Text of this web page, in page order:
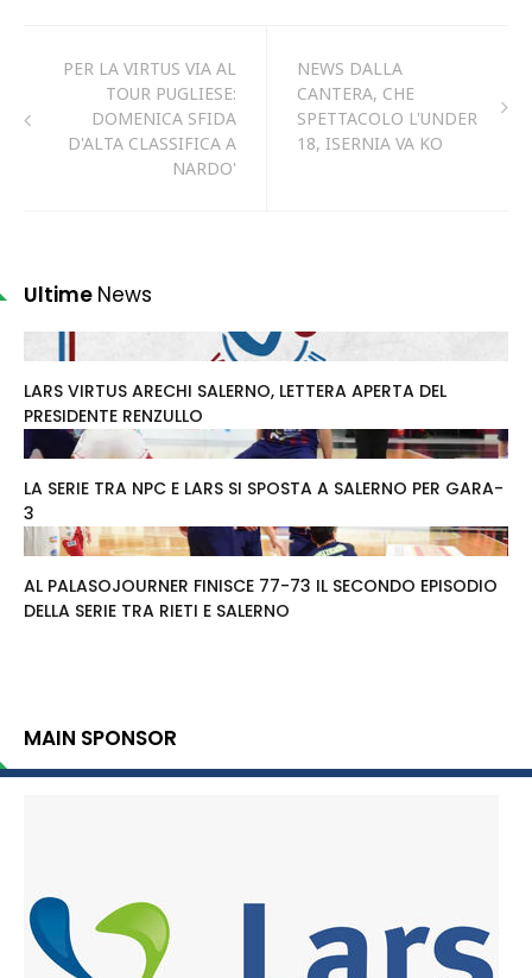
PER LA VIRTUS VIA AL
TOUR PUGLIESE:
DOMENICA SFIDA
D'ALTA CLASSIFICA A
NARDO'
NEWS DALLA
CANTERA, CHE
SPETTACOLO L'UNDER
18, ISERNIA VA KO
Ultime News
LARS VIRTUS ARECHI SALERNO, LETTERA APERTA DEL
PRESIDENTE RENZULLO
LA SERIE TRA NPC E LARS SI SPOSTA A SALERNO PER GARA-
3
AL PALASOJOURNER FINISCE 77-73 IL SECONDO EPISODIO
DELLA SERIE TRA RIETI E SALERNO
MAIN SPONSOR